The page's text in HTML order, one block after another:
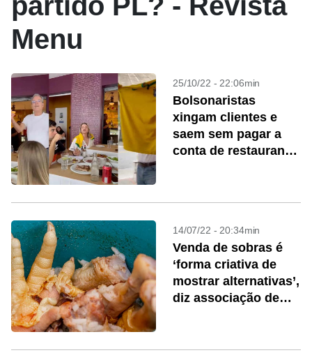
Menu
25/10/22 - 22:06min
Bolsonaristas
xingam clientes e
saem sem pagar a
conta de restaurante
14/07/22 - 20:34min
Venda de sobras é
‘forma criativa de
mostrar alternativas’,
diz associação de